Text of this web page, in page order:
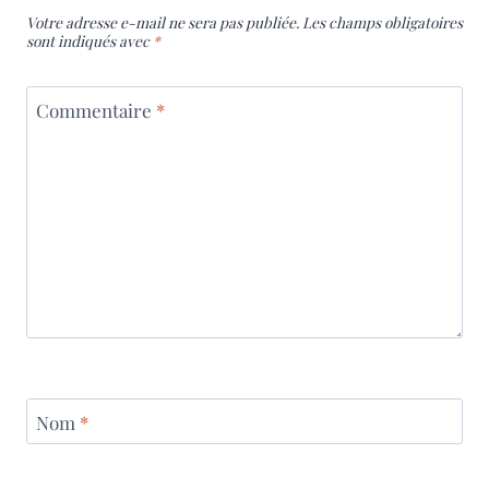
Votre adresse e-mail ne sera pas publiée. Les champs obligatoires
sont indiqués avec *
Commentaire *
Nom *